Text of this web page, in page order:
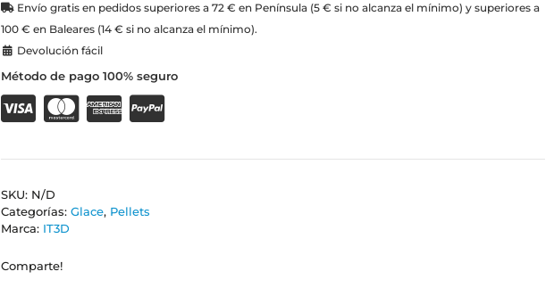
Envío gratis en pedidos superiores a 72 € en Península (5 € si no alcanza el mínimo) y superiores a
100 € en Baleares (14 € si no alcanza el mínimo).
Devolución fácil
Método de pago 100% seguro
SKU: N/D
Categorías: Glace, Pellets
Marca: IT3D
Comparte!